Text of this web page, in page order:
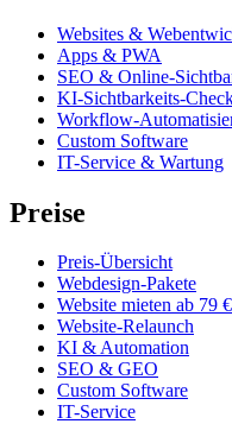
Websites &
Apps & PWA
SEO & Online-
KI-Sichtbarkeits-
Workflow-
Custom Software
IT-Service & Wartung
Preise
Preis-Übersicht
Webdesign-Pakete
Website mieten ab 79
Website-Relaunch
KI & Automation
SEO & GEO
Custom Software
IT-Service